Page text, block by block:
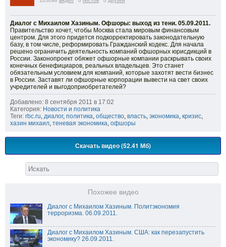
Диалог с Михаилом Хазиным. Офшоры: выход из тени. 05.09.2011.
Правительство хочет, чтобы Москва стала мировым финансовым
центром. Для этого придется подкорректировать законодательную
базу, в том числе, реформировать Гражданский кодекс. Для начала
решено ограничить деятельность компаний офшорных юрисдикций в
России. Законопроект обяжет офшорные компании раскрывать своих
конечных бенефициаров, реальных владельцев. Это станет
обязательным условием для компаний, которые захотят вести бизнес
в России. Заставят ли офшорные корпорации вывести на свет своих
учредителей и выгодоприобретателей?
Добавлено: 8 сентября 2011 в 17:02
Категория: Новости и политика
Теги: rbc.ru, диалог, политика, общество, власть, экономика, кризис,
хазин михаил, теневая экономика, офшоры
Скачать видео (52.41 Мб)
Похожее видео
Диалог с Михаилом Хазиным. Политэкономия
терроризма. 06.09.2011.
Диалог с Михаилом Хазиным. США: как перезапустить
экономику? 26.09.2011.